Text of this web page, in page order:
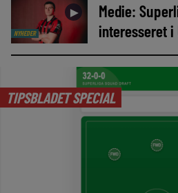
NYHEDER
►
Medie:
interesseret i
TIPSBLADET SPECIAL